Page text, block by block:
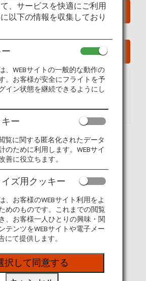
座席照会
今すぐ予約
、サービスを快適にご利用
以下の情報を収集しており
、WEBサイトの一般的な動作の
。お客様が安全にフライトを予
イン状態を継続できるようにし
ー
覧に関する匿名化されたデータ
のために利用します。WEBサイ
善に役立ちます。
ズ用クッキー
、お客様のWEBサイト利用をよ
めのものです。これまでの閲覧
、お客様一人ひとりの興味・関
テンツをWEBサイトや電子メー
にて提供します。
択して同意する